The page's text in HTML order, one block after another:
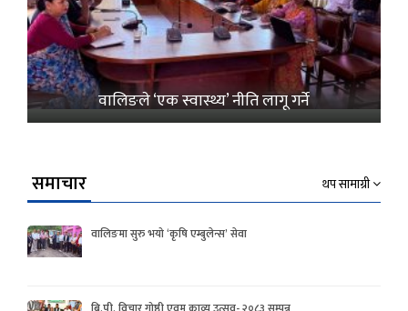
वालिङले ‘एक स्वास्थ्य’ नीति लागू गर्ने
समाचार थप सामाग्री
वालिङमा सुरु भयो ‘कृषि एम्बुलेन्स’ सेवा